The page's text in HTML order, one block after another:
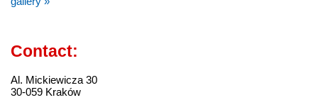
Contact:
Al. Mickiewicza 30
30-059 Kraków